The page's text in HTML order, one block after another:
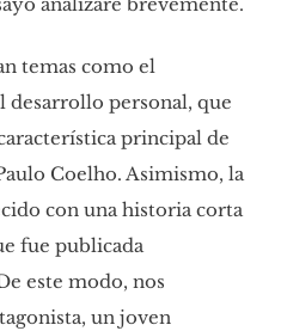
temas como el
personal, que
principal de
Coelho. Asimismo, la
con una historia corta
fue publicada
este modo, nos
un joven